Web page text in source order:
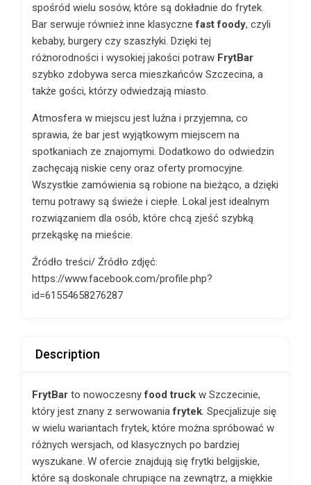
spośród wielu sosów, które są dokładnie do frytek.
Bar serwuje również inne klasycznefast foody, czyli
kebaby, burgery czy szaszłyki. Dzięki tej
różnorodności i wysokiej jakości potraw FrytBar
szybko zdobywa serca mieszkańców Szczecina, a
także gości, którzy odwiedzają miasto.
Atmosfera w miejscu jest luźna i przyjemna, co
sprawia, że bar jest wyjątkowym miejscem na
spotkaniach ze znajomymi. Dodatkowo do odwiedzin
zachęcają niskie ceny oraz oferty promocyjne.
Wszystkie zamówienia są robione na bieżąco, a dzięki
temu potrawy są świeże i ciepłe. Lokal jest idealnym
rozwiązaniem dla osób, które chcą zjeść szybką
przekąskę na mieście.
Źródło treści/ Źródło zdjęć:
https://www.facebook.com/profile.php?
id=61554658276287
Description
FrytBar to nowoczesnyfood truck w Szczecinie,
który jest znany z serwowaniafrytek. Specjalizuje się
w wielu wariantach frytek, które można spróbować w
różnych wersjach, od klasycznych po bardziej
wyszukane. W ofercie znajdują się frytki belgijskie,
które są doskonale chrupiące na zewnątrz, a miękkie